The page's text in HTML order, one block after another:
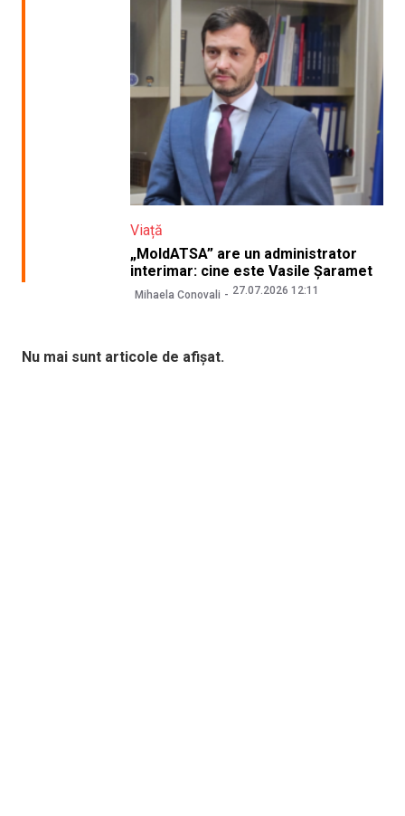
Viață
„MoldATSA” are un administrator
interimar: cine este Vasile Șaramet
Mihaela Conovali 27.07.2026 12:11
Nu mai sunt articole de afișat.